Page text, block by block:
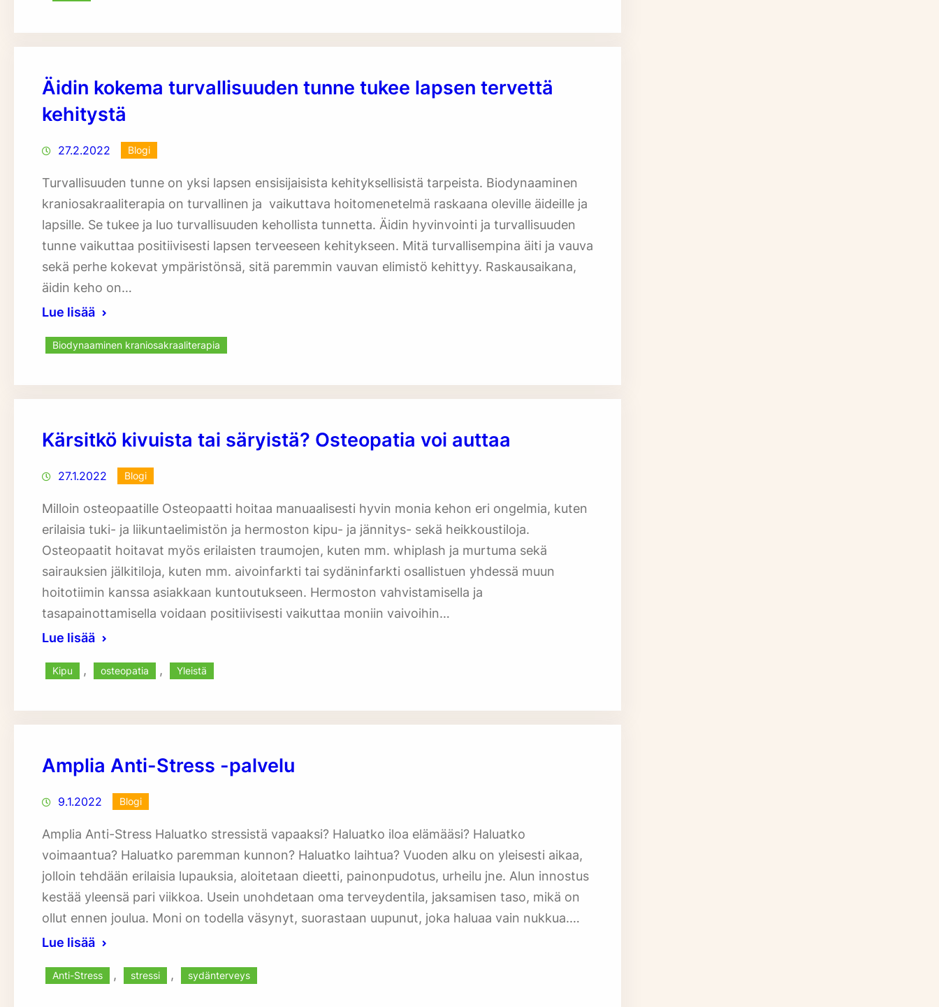
Äidin kokema turvallisuuden tunne tukee lapsen tervettä
kehitystä
27.2.2022 Blogi
Turvallisuuden tunne on yksi lapsen ensisijaisista kehityksellisistä tarpeista. Biodynaaminen
kraniosakraaliterapia on turvallinen ja vaikuttava hoitomenetelmä raskaana oleville äideille ja
lapsille. Se tukee ja luo turvallisuuden kehollista tunnetta. Äidin hyvinvointi ja turvallisuuden
tunne vaikuttaa positiivisesti lapsen terveeseen kehitykseen. Mitä turvallisempina äiti ja vauva
sekä perhe kokevat ympäristönsä, sitä paremmin vauvan elimistö kehittyy. Raskausaikana,
äidin keho on…
Lue lisää
Biodynaaminen kraniosakraaliterapia
Kärsitkö kivuista tai säryistä? Osteopatia voi auttaa
27.1.2022 Blogi
Milloin osteopaatille Osteopaatti hoitaa manuaalisesti hyvin monia kehon eri ongelmia, kuten
erilaisia tuki- ja liikuntaelimistön ja hermoston kipu- ja jännitys- sekä heikkoustiloja.
Osteopaatit hoitavat myös erilaisten traumojen, kuten mm. whiplash ja murtuma sekä
sairauksien jälkitiloja, kuten mm. aivoinfarkti tai sydäninfarkti osallistuen yhdessä muun
hoitotiimin kanssa asiakkaan kuntoutukseen. Hermoston vahvistamisella ja
tasapainottamisella voidaan positiivisesti vaikuttaa moniin vaivoihin…
Lue lisää
Kipu , osteopatia , Yleistä
Amplia Anti-Stress -palvelu
9.1.2022 Blogi
Amplia Anti-Stress Haluatko stressistä vapaaksi? Haluatko iloa elämääsi? Haluatko
voimaantua? Haluatko paremman kunnon? Haluatko laihtua? Vuoden alku on yleisesti aikaa,
jolloin tehdään erilaisia lupauksia, aloitetaan dieetti, painonpudotus, urheilu jne. Alun innostus
kestää yleensä pari viikkoa. Usein unohdetaan oma terveydentila, jaksamisen taso, mikä on
ollut ennen joulua. Moni on todella väsynyt, suorastaan uupunut, joka haluaa vain nukkua.…
Lue lisää
Anti-Stress , stressi , sydänterveys